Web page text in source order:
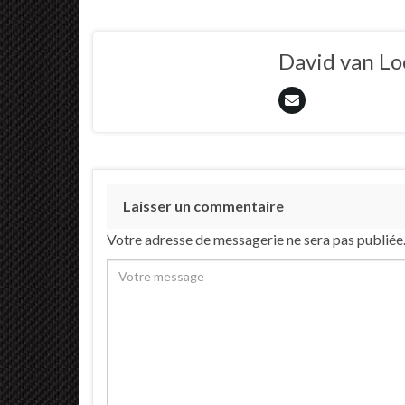
David van
Laisser un commentaire
Votre adresse de messagerie ne sera pas publiée.